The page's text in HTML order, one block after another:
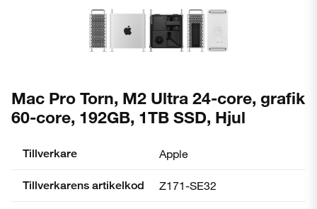
Mac Pro Torn, M2 Ultra 24-core, grafik
60-core, 192GB, 1TB SSD, Hjul
Tillverkare Apple
Tillverkarens artikelkod Z171-SE32